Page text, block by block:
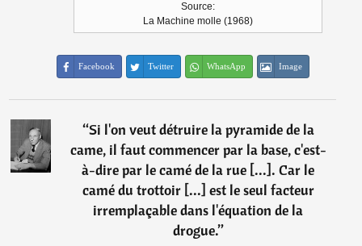
Source:
La Machine molle (1968)
Facebook Twitter WhatsApp Image
“Si l'on veut détruire la pyramide de la
came, il faut commencer par la base, c'est-
à-dire par le camé de la rue [...]. Car le
camé du trottoir [...] est le seul facteur
irremplaçable dans l'équation de la
drogue.”